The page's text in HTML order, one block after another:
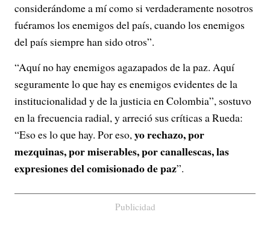
considerándome a mí como si verdaderamente nosotros
fuéramos los enemigos del país, cuando los enemigos
del país siempre han sido otros”.
“Aquí no hay enemigos agazapados de la paz. Aquí
seguramente lo que hay es enemigos evidentes de la
institucionalidad y de la justicia en Colombia”, sostuvo
en la frecuencia radial, y arreció sus críticas a Rueda:
“Eso es lo que hay. Por eso,yo rechazo, por
mezquinas, por miserables, por canallescas, las
expresiones del comisionado de paz”.
Publicidad